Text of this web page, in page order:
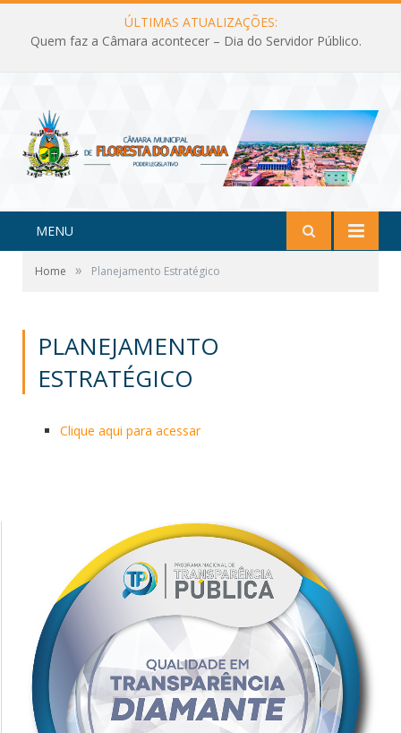
ÚLTIMAS ATUALIZAÇÕES:
Quem faz a Câmara acontecer – Dia do Servidor Público.
MENU
Home » Planejamento Estratégico
PLANEJAMENTO
ESTRATÉGICO
Clique aqui para acessar